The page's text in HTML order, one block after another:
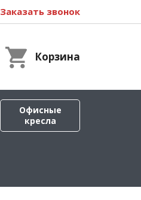
Заказать звонок
Корзина
Офисные
кресла